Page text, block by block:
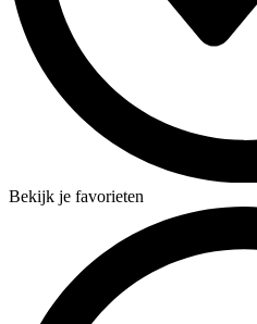
Bekijk je favorieten